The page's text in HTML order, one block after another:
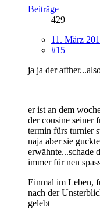
Beiträge
429
11. März
#15
ja ja der
er ist an dem
der cousine seiner
termin fürs turnier
naja aber sie
erwähnte...schade
immer für nen
Einmal im Leben,
nach der
gelebt